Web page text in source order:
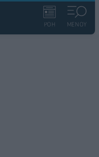
ΡΟΗ ΜΕΝΟΥ